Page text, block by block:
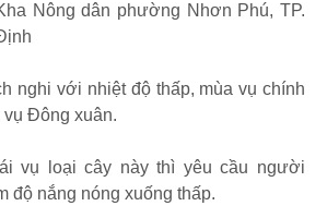
Nông dân phường Nhơn Phú, TP.
nghi với nhiệt độ thấp, mùa vụ chính
vụ Đông xuân.
vụ loại cây này thì yêu cầu người
độ nắng nóng xuống thấp.